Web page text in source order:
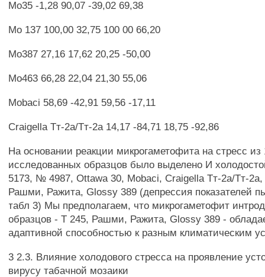
Мо35 -1,28 90,07 -39,02 69,38
Мо 137 100,00 32,75 100 00 66,20
Мо387 27,16 17,62 20,25 -50,00
Мо463 66,28 22,04 21,30 55,06
Mobaci 58,69 -42,91 59,56 -17,11
Craigella Тт-2а/Тт-2а 14,17 -84,71 18,75 -92,86
На основании реакции микрогаметофита на стресс из
исследованных образцов было выделено И
5173, № 4987, Ottawa 30, Mobaci, Craigella Тт-2а/Тт-
Рашми, Ражита, Glossy 389 (депрессия показателей
табл 3) Мы предполагаем, что микрогаметофит
образцов - Т 245, Рашми, Ражита, Glossy 389 -
адаптивной способностью к разным климатическим
3 2.3. Влияние холодового стресса на проявление
вирусу табачной мозаики